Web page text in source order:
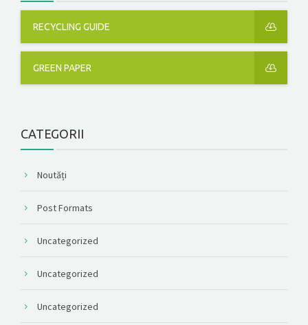
RECYCLING GUIDE
GREEN PAPER
CATEGORII
Noutăți
Post Formats
Uncategorized
Uncategorized
Uncategorized